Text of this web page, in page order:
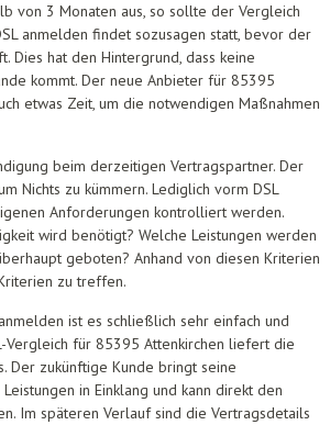
von 3 Monaten aus, so sollte der Vergleich
anmelden findet sozusagen statt, bevor der
Dies hat den Hintergrund, dass keine
kommt. Der neue Anbieter für 85395
etwas Zeit, um die notwendigen Maßnahmen
beim derzeitigen Vertragspartner. Der
Nichts zu kümmern. Lediglich vorm DSL
Anforderungen kontrolliert werden.
wird benötigt? Welche Leistungen werden
geboten? Anhand von diesen Kriterien
zu treffen.
ist es schließlich sehr einfach und
Vergleich für 85395 Attenkirchen liefert die
Der zukünftige Kunde bringt seine
in Einklang und kann direkt den
Im späteren Verlauf sind die Vertragsdetails